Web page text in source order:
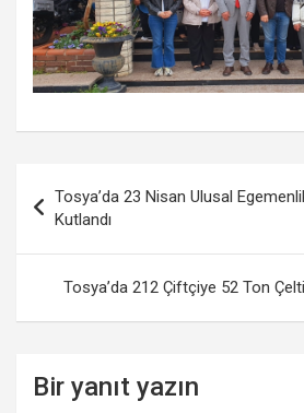
gezinmesi
Tosya’da 23 Nisan Ulusal
Kutlandı
Tosya’da 212 Çiftçiye 52 Ton
Bir yanıt yazın